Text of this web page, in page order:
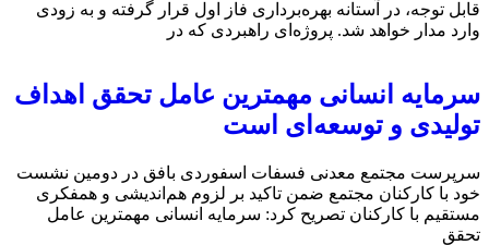
قابل‌ توجه، در آستانه بهره‌برداری فاز اول قرار گرفته و به‌ زودی
وارد مدار خواهد شد. پروژه‌ای راهبردی که در
سرمایه انسانی مهمترین عامل تحقق اهداف
تولیدی و توسعه‌ای است
سرپرست مجتمع معدنی فسفات اسفوردی بافق در دومین نشست
خود با کارکنان مجتمع ضمن تاکید بر لزوم هم‌اندیشی و همفکری
مستقیم با کارکنان تصریح کرد: سرمایه انسانی مهمترین عامل
تحقق